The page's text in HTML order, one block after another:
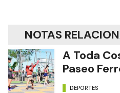
NOTAS
A Toda
Paseo
DEPORTES